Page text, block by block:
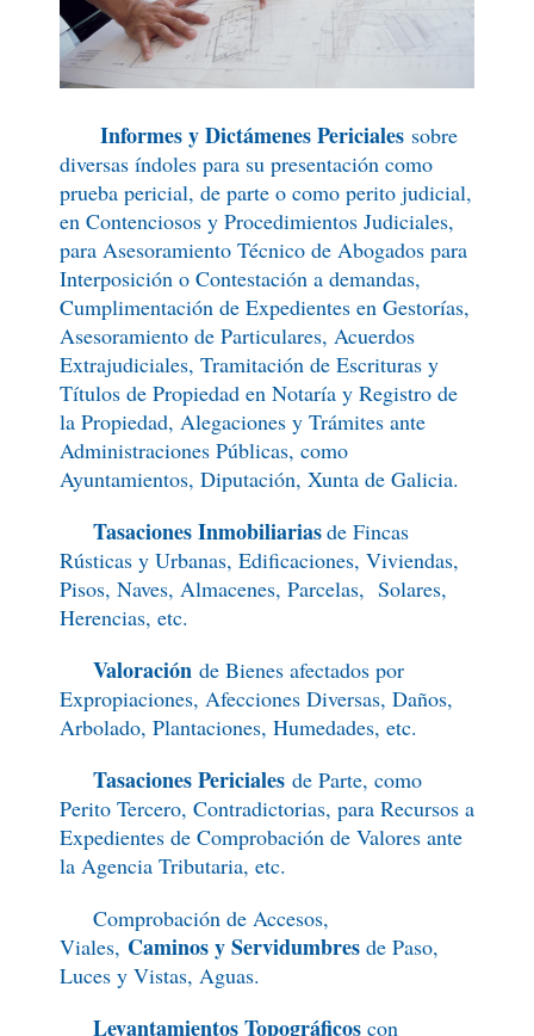
Informes y Dictámenes Periciales sobre
diversas índoles para su presentación como
prueba pericial, de parte o como perito judicial,
en Contenciosos y Procedimientos Judiciales,
para Asesoramiento Técnico de Abogados para
Interposición o Contestación a demandas,
Cumplimentación de Expedientes en Gestorías,
Asesoramiento de Particulares, Acuerdos
Extrajudiciales, Tramitación de Escrituras y
Títulos de Propiedad en Notaría y Registro de
la Propiedad, Alegaciones y Trámites ante
Administraciones Públicas, como
Ayuntamientos, Diputación, Xunta de Galicia.
Tasaciones Inmobiliariasde Fincas
Rústicas y Urbanas, Edificaciones, Viviendas,
Pisos, Naves, Almacenes, Parcelas, Solares,
Herencias, etc.
Valoración de Bienes afectados por
Expropiaciones, Afecciones Diversas, Daños,
Arbolado, Plantaciones, Humedades, etc.
Tasaciones Periciales de Parte, como
Perito Tercero, Contradictorias, para Recursos a
Expedientes de Comprobación de Valores ante
la Agencia Tributaria, etc.
Comprobación de Accesos,
Viales, Caminos y Servidumbres de Paso,
Luces y Vistas, Aguas.
Levantamientos Topográficos con